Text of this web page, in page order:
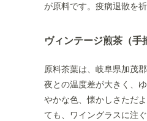
が原料です。疫病退散を
ヴィンテージ煎茶（
原料茶葉は、岐阜県加茂
夜との温度差が大きく、
やかな色、懐かしさただ
ても、ワイングラスに注